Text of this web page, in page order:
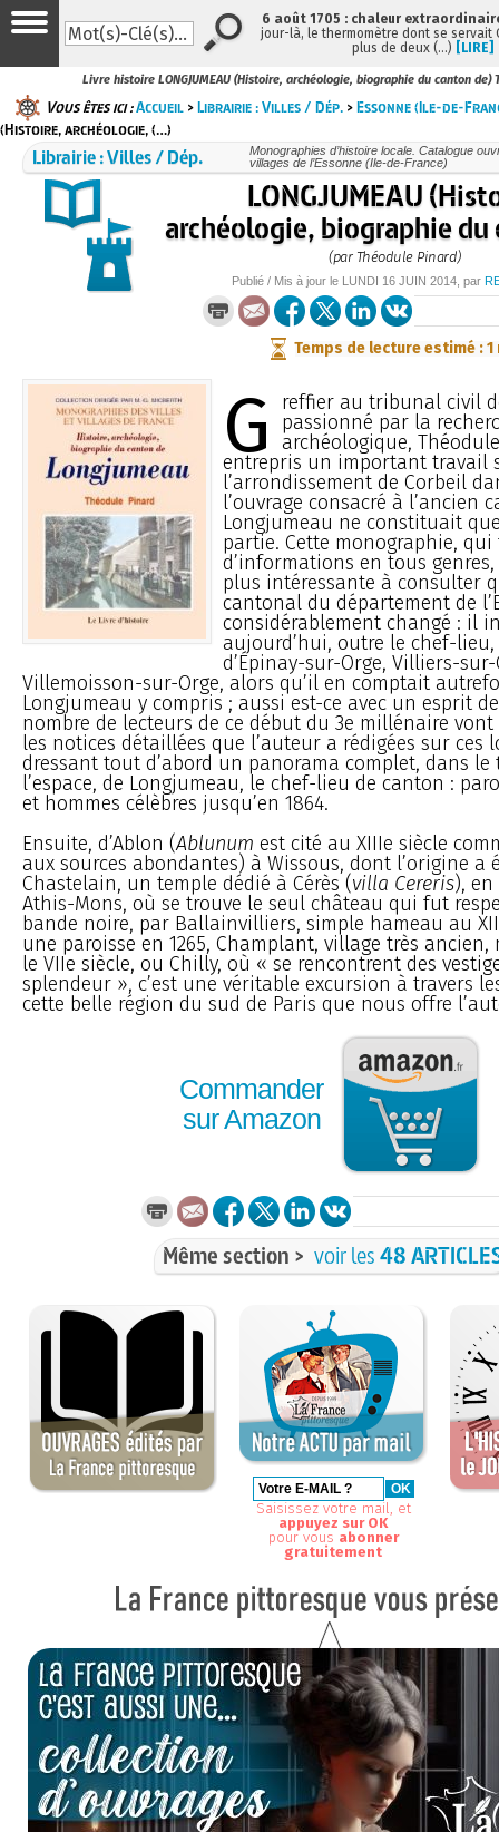
Livre histoire LONGJUMEAU (Histoire, archéologie, biographie du canton de)
Vous êtes ici :Accueil >Librairie : Villes / Dép. >Essonne (Ile-de-
(Histoire, archéologie, (…)
Librairie : Villes / Dép.
Monographies d’histoire locale. Catalogue
villages de l’Essonne (Ile-de-France)
LONGJUMEAU
archéologie, biographie du
(par Théodule Pinard)
Publié / Mis à jour le LUNDI 16 JUIN 2014 , par
Temps de lecture estimé : 1
G
reffier au tribunal civil
passionné par la
archéologique,
entrepris un important travail
l’arrondissement de Corbeil
l’ouvrage consacré à l’ancien
Longjumeau ne constituait
partie. Cette monographie,
d’informations en tous
plus intéressante à consulter
cantonal du département de
considérablement changé : il
aujourd’hui, outre le chef-
d’Épinay-sur-Orge, Villiers-
Villemoisson-sur-Orge, alors qu’il en comptait
Longjumeau y compris ; aussi est-ce avec un esprit
nombre de lecteurs de ce début du 3e millénaire
les notices détaillées que l’auteur a rédigées sur ces
dressant tout d’abord un panorama complet, dans le
l’espace, de Longjumeau, le chef-lieu de canton :
et hommes célèbres jusqu’en 1864.
Ensuite, d’Ablon (Ablunum est cité au XIIIe siècle
aux sources abondantes) à Wissous, dont l’origine a
Chastelain, un temple dédié à Cérès (villa Cereris),
Athis-Mons, où se trouve le seul château qui fut
bande noire, par Ballainvilliers, simple hameau au
une paroisse en 1265, Champlant, village très
le VIIe siècle, ou Chilly, où « se rencontrent des
splendeur », c’est une véritable excursion à travers
cette belle région du sud de Paris que nous offre
Commander
sur Amazon
Même section > voir les48
Saisissez votre mail, et
appuyez sur OK
pour vous abonner
gratuitement
6 août 1705 : chaleur
jour-là, le thermomètre dont se servait
plus de deux (…) [LIRE]